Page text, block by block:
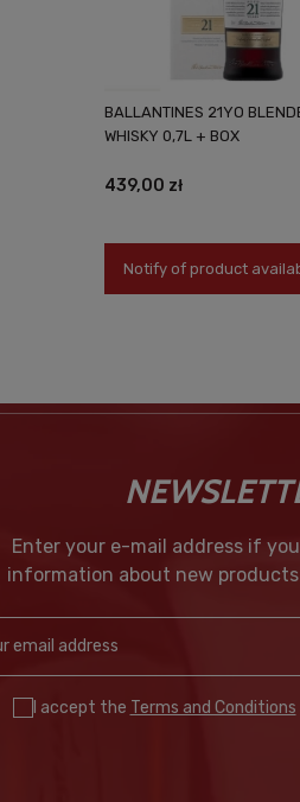
BALLANTINES 21YO
WHISKY 0,7L + BOX
439,00 zł
Notify of product
Enter your e-mail address if
information about new
I accept the Terms and Conditions